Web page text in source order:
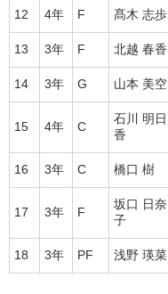
12 4年 F 髙木 志歩
13 3年 F 北越 春香
14 3年 G 山本 美空
15 4年 C
石川 明日
香
16 3年 C 橋口 樹
17 3年 F
坂口 日奈
子
18 3年 PF 浅野 瑛菜